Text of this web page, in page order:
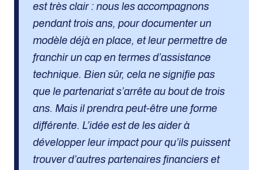
est très clair : nous les accompagnons
pendant trois ans, pour documenter un
modèle déjà en place, et leur permettre de
franchir un cap en termes d’assistance
technique. Bien sûr, cela ne signifie pas
que le partenariat s’arrête au bout de trois
ans. Mais il prendra peut-être une forme
différente. L’idée est de les aider à
développer leur impact pour qu’ils puissent
trouver d’autres partenaires financiers et